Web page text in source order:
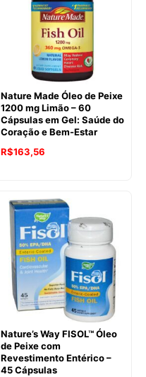
Nature Made Óleo de Peixe
1200 mg Limão – 60
Cápsulas em Gel: Saúde do
Coração e Bem-Estar
R$163,56
Nature’s Way FISOL™ Óleo
de Peixe com
Revestimento Entérico –
45 Cápsulas